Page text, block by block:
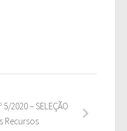
2020 – SELEÇÃO
Recursos